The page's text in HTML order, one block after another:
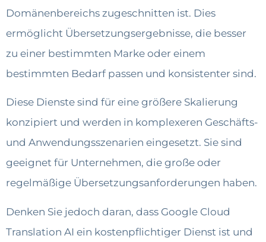
Domänenbereichs zugeschnitten ist. Dies
ermöglicht Übersetzungsergebnisse, die besser
zu einer bestimmten Marke oder einem
bestimmten Bedarf passen und konsistenter sind.
Diese Dienste sind für eine größere Skalierung
konzipiert und werden in komplexeren Geschäfts-
und Anwendungsszenarien eingesetzt. Sie sind
geeignet für Unternehmen, die große oder
regelmäßige Übersetzungsanforderungen haben.
Denken Sie jedoch daran, dass Google Cloud
Translation AI ein kostenpflichtiger Dienst ist und